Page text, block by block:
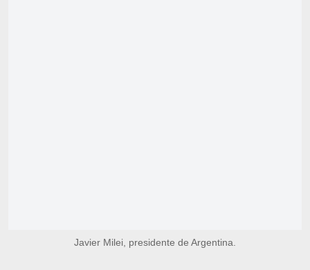
Javier Milei, presidente de Argentina.